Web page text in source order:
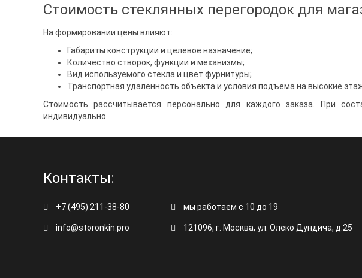
Стоимость стеклянных перегородок для
На формировании цены влияют:
Габариты конструкции и целевое назначение;
Количество створок, функции и механизмы;
Вид используемого стекла и цвет фурнитуры;
Транспортная удаленность объекта и условия подъема на высокие
Стоимость рассчитывается персонально для каждого заказа. При
индивидуально.
Контакты:
+7 (495) 211-38-80
info@storonkin.pro
мы работаем с 10 до 19
121096, г. Москва, ул. Олеко Дундича, д.25